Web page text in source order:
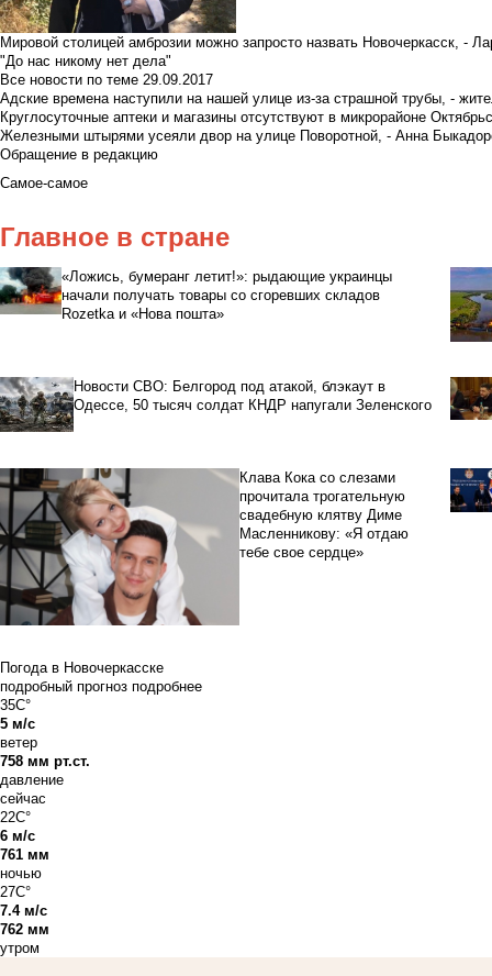
Мировой столицей амброзии можно запросто назвать Новочеркасск, -
"До нас никому нет дела"
Все новости по теме 29.09.2017
Адские времена наступили на нашей улице из-за страшной трубы, -
Круглосуточные аптеки и магазины отсутствуют в микрорайоне
Железными штырями усеяли двор на улице Поворотной, - Анна
Обращение в редакцию
Самое-самое
Главное в стране
«Ложись, бумеранг летит!»: рыдающие украинцы
начали получать товары со сгоревших складов
Rozetka и «Нова пошта»
Новости СВО: Белгород под атакой, блэкаут в
Одессе, 50 тысяч солдат КНДР напугали Зеленского
Клава Кока со слезами
прочитала трогательную
свадебную клятву Диме
Масленникову: «Я отдаю
тебе свое сердце»
Погода в Новочеркасске
подробный прогноз подробнее
35C°
5 м/с
ветер
758 мм рт.ст.
давление
сейчас
22C°
6 м/с
761 мм
ночью
27C°
7.4 м/с
762 мм
утром